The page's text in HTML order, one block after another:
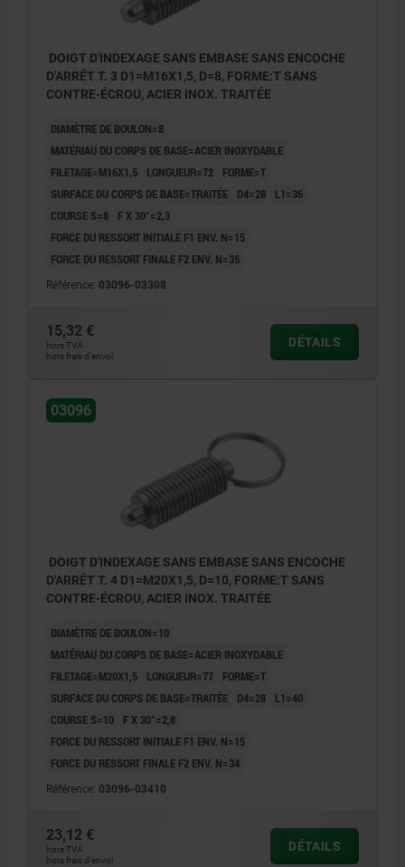
DOIGT D'INDEXAGE SANS EMBASE SANS ENCOCHE
D'ARRÊT T. 3 D1=M16X1,5, D=8, FORME:T SANS
CONTRE-ÉCROU, ACIER INOX. TRAITÉE
DIAMÈTRE DE BOULON=8
MATÉRIAU DU CORPS DE BASE=ACIER INOXYDABLE
FILETAGE=M16X1,5
LONGUEUR=72
FORME=T
SURFACE DU CORPS DE BASE=TRAITÉE
D4=28
L1=36
COURSE S=8
F X 30°=2,3
FORCE DU RESSORT INITIALE F1 ENV. N=15
FORCE DU RESSORT FINALE F2 ENV. N=35
Référence: 03096-03308
15,32 €
hors TVA
hors frais d’envoi
DÉTAILS
03096
DOIGT D'INDEXAGE SANS EMBASE SANS ENCOCHE
D'ARRÊT T. 4 D1=M20X1,5, D=10, FORME:T SANS
CONTRE-ÉCROU, ACIER INOX. TRAITÉE
DIAMÈTRE DE BOULON=10
MATÉRIAU DU CORPS DE BASE=ACIER INOXYDABLE
FILETAGE=M20X1,5
LONGUEUR=77
FORME=T
SURFACE DU CORPS DE BASE=TRAITÉE
D4=28
L1=40
COURSE S=10
F X 30°=2,8
FORCE DU RESSORT INITIALE F1 ENV. N=15
FORCE DU RESSORT FINALE F2 ENV. N=34
Référence: 03096-03410
23,12 €
hors TVA
hors frais d’envoi
DÉTAILS